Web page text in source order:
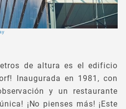
de altura es el edificio
Inaugurada en 1981, con
y un restaurante
¡No pienses más! ¡Este